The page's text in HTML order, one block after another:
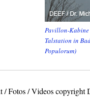
Pavillon-Kabine
Talstation in
Populorum)
/ Fotos / Videos copyright